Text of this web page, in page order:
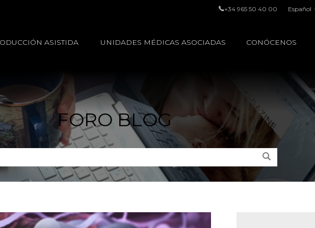
+34 965 50 40 00 Español
ASISTIDA UNIDADES MÉDICAS ASOCIADAS CONÓCENOS
FORO BLOG